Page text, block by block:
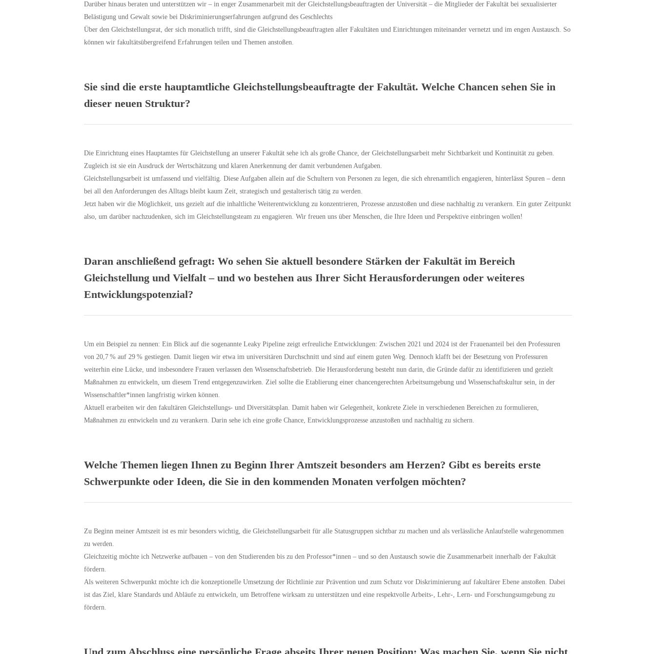
Darüber hinaus beraten und unterstützen wir – in enger Zusammenarbeit mit der Gleichstellungsbeauftragten der Universität – die Mitglieder der Fakultät bei sexualisierter
Belästigung und Gewalt sowie bei Diskriminierungserfahrungen aufgrund des Geschlechts
Über den Gleichstellungsrat, der sich monatlich trifft, sind die Gleichstellungsbeauftragten aller Fakultäten und Einrichtungen miteinander vernetzt und im engen Austausch. So
können wir fakultätsübergreifend Erfahrungen teilen und Themen anstoßen.
Sie sind die erste hauptamtliche Gleichstellungsbeauftragte der Fakultät. Welche Chancen sehen Sie in
dieser neuen Struktur?
Die Einrichtung eines Hauptamtes für Gleichstellung an unserer Fakultät sehe ich als große Chance, der Gleichstellungsarbeit mehr Sichtbarkeit und Kontinuität zu geben.
Zugleich ist sie ein Ausdruck der Wertschätzung und klaren Anerkennung der damit verbundenen Aufgaben.
Gleichstellungsarbeit ist umfassend und vielfältig. Diese Aufgaben allein auf die Schultern von Personen zu legen, die sich ehrenamtlich engagieren, hinterlässt Spuren – denn
bei all den Anforderungen des Alltags bleibt kaum Zeit, strategisch und gestalterisch tätig zu werden.
Jetzt haben wir die Möglichkeit, uns gezielt auf die inhaltliche Weiterentwicklung zu konzentrieren, Prozesse anzustoßen und diese nachhaltig zu verankern. Ein guter Zeitpunkt
also, um darüber nachzudenken, sich im Gleichstellungsteam zu engagieren. Wir freuen uns über Menschen, die Ihre Ideen und Perspektive einbringen wollen!
Daran anschließend gefragt: Wo sehen Sie aktuell besondere Stärken der Fakultät im Bereich
Gleichstellung und Vielfalt – und wo bestehen aus Ihrer Sicht Herausforderungen oder weiteres
Entwicklungspotenzial?
Um ein Beispiel zu nennen: Ein Blick auf die sogenannte Leaky Pipeline zeigt erfreuliche Entwicklungen: Zwischen 2021 und 2024 ist der Frauenanteil bei den Professuren
von 20,7 % auf 29 % gestiegen. Damit liegen wir etwa im universitären Durchschnitt und sind auf einem guten Weg. Dennoch klafft bei der Besetzung von Professuren
weiterhin eine Lücke, und insbesondere Frauen verlassen den Wissenschaftsbetrieb. Die Herausforderung besteht nun darin, die Gründe dafür zu identifizieren und gezielt
Maßnahmen zu entwickeln, um diesem Trend entgegenzuwirken. Ziel sollte die Etablierung einer chancengerechten Arbeitsumgebung und Wissenschaftskultur sein, in der
Wissenschaftler*innen langfristig wirken können.
Aktuell erarbeiten wir den fakultären Gleichstellungs- und Diversitätsplan. Damit haben wir Gelegenheit, konkrete Ziele in verschiedenen Bereichen zu formulieren,
Maßnahmen zu entwickeln und zu verankern. Darin sehe ich eine große Chance, Entwicklungsprozesse anzustoßen und nachhaltig zu sichern.
Welche Themen liegen Ihnen zu Beginn Ihrer Amtszeit besonders am Herzen? Gibt es bereits erste
Schwerpunkte oder Ideen, die Sie in den kommenden Monaten verfolgen möchten?
Zu Beginn meiner Amtszeit ist es mir besonders wichtig, die Gleichstellungsarbeit für alle Statusgruppen sichtbar zu machen und als verlässliche Anlaufstelle wahrgenommen
zu werden.
Gleichzeitig möchte ich Netzwerke aufbauen – von den Studierenden bis zu den Professor*innen – und so den Austausch sowie die Zusammenarbeit innerhalb der Fakultät
fördern.
Als weiteren Schwerpunkt möchte ich die konzeptionelle Umsetzung der Richtlinie zur Prävention und zum Schutz vor Diskriminierung auf fakultärer Ebene anstoßen. Dabei
ist das Ziel, klare Standards und Abläufe zu entwickeln, um Betroffene wirksam zu unterstützen und eine respektvolle Arbeits-, Lehr-, Lern- und Forschungsumgebung zu
fördern.